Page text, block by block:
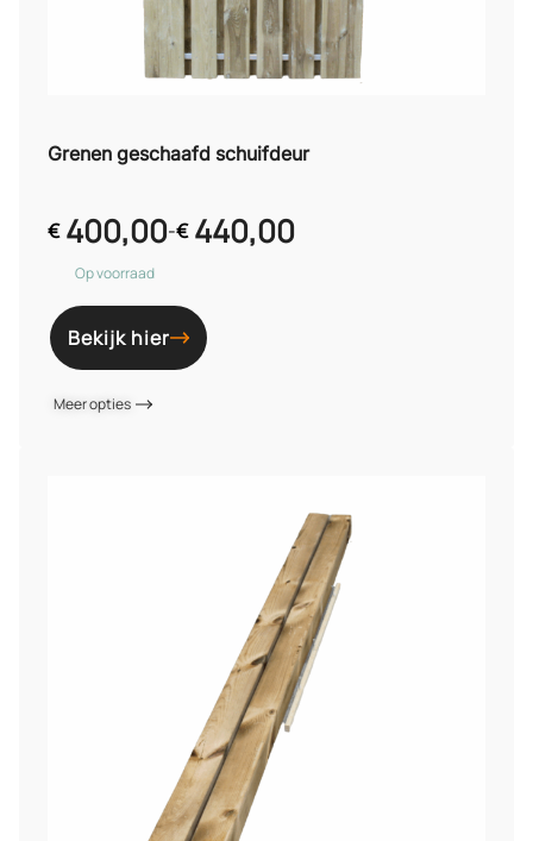
Grenen geschaafd schuifdeur
€400,00-€440,00
Op voorraad
Bekijk hier
Meer opties